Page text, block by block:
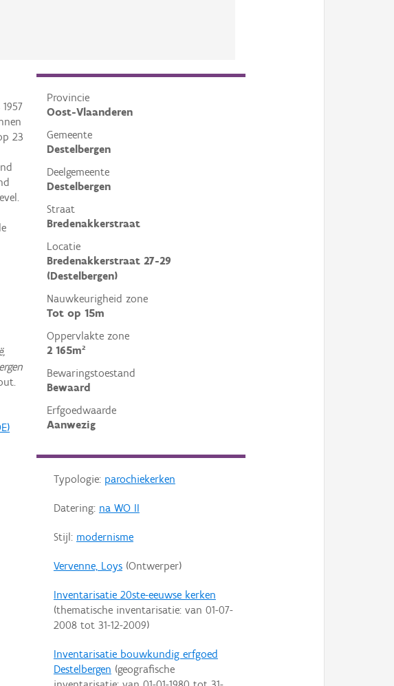
Provincie
Oost-Vlaanderen
Gemeente
Destelbergen
Deelgemeente
Destelbergen
Straat
Bredenakkerstraat
Locatie
Bredenakkerstraat 27-29
(Destelbergen)
Nauwkeurigheid zone
Tot op 15m
Oppervlakte zone
2 165m²
Bewaringstoestand
Bewaard
Erfgoedwaarde
Aanwezig
Typologie: parochiekerken
Datering: na WO II
Stijl: modernisme
Vervenne, Loys(Ontwerper)
Inventarisatie 20ste-eeuwse kerken
(thematische inventarisatie: van 01-07-
2008tot 31-12-2009)
Inventarisatie bouwkundig erfgoed
Destelbergen (geografische
23